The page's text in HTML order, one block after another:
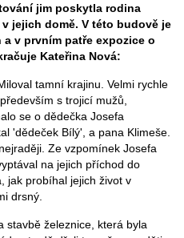
jim poskytla rodina
jejich domě. V této budově je
v prvním patře expozice o
Kateřina Nová:
tamní krajinu. Velmi rychle
s trojicí mužů,
se o dědečka Josefa
'dědeček Bílý', a pana Klimeše.
Ze vzpomínek Josefa
na jejich příchod do
jak probíhal jejich život v
drsný.
stavbě železnice, která byla